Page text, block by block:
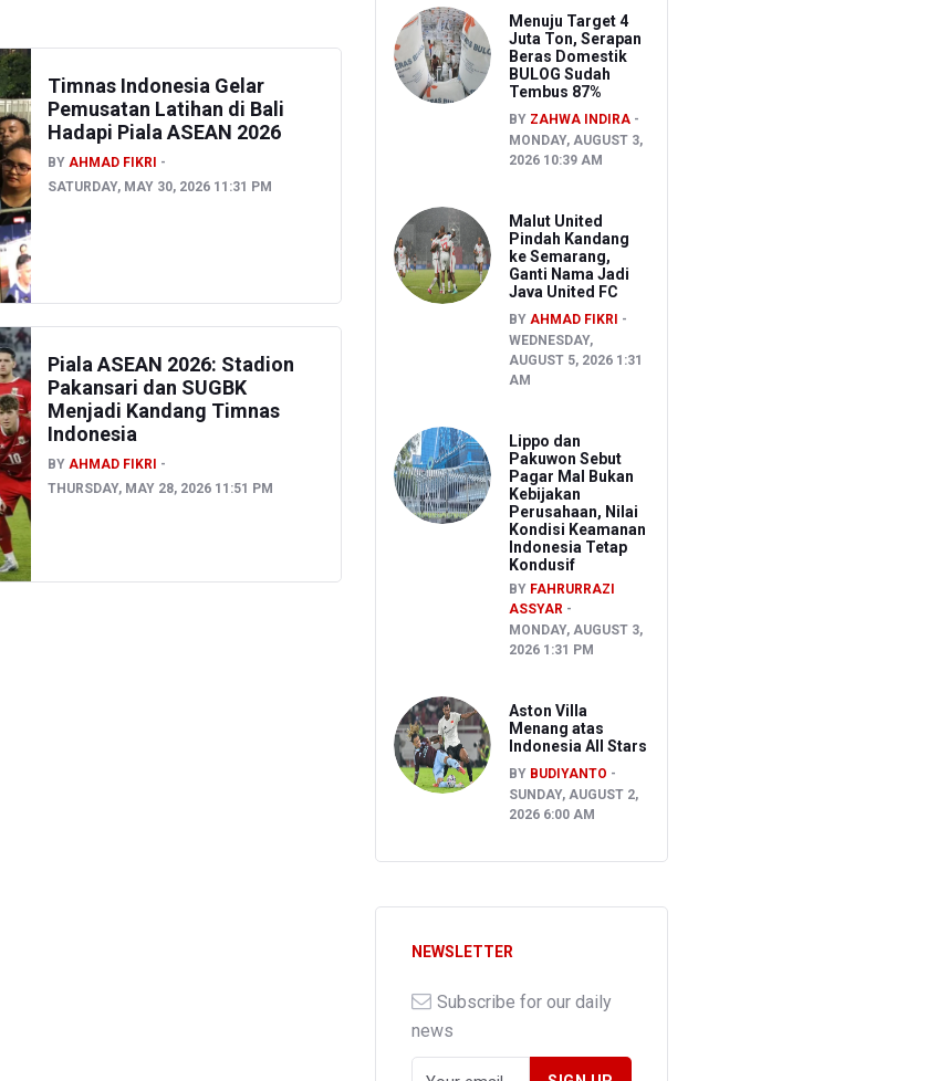
Timnas Indonesia Gelar
Pemusatan Latihan di Bali
Hadapi Piala ASEAN 2026
BY AHMAD FIKRI
SATURDAY, MAY 30, 2026 11:31 PM
Piala ASEAN 2026: Stadion
Pakansari dan SUGBK
Menjadi Kandang Timnas
Indonesia
BY AHMAD FIKRI
THURSDAY, MAY 28, 2026 11:51 PM
Menuju Target 4
Juta Ton, Serapan
Beras Domestik
BULOG Sudah
Tembus 87%
BY ZAHWA INDIRA
MONDAY, AUGUST 3,
2026 10:39 AM
Malut United
Pindah Kandang
ke Semarang,
Ganti Nama Jadi
Java United FC
BY AHMAD FIKRI
WEDNESDAY,
AUGUST 5, 2026 1:31
AM
Lippo dan
Pakuwon Sebut
Pagar Mal Bukan
Kebijakan
Perusahaan, Nilai
Kondisi Keamanan
Indonesia Tetap
Kondusif
BY FAHRURRAZI
ASSYAR
MONDAY, AUGUST 3,
2026 1:31 PM
Aston Villa
Menang atas
Indonesia All Stars
BY BUDIYANTO
SUNDAY, AUGUST 2,
2026 6:00 AM
NEWSLETTER
Subscribe for our daily
news